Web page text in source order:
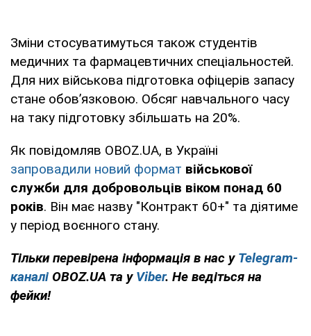
Зміни стосуватимуться також студентів
медичних та фармацевтичних спеціальностей.
Для них військова підготовка офіцерів запасу
стане обов’язковою. Обсяг навчального часу
на таку підготовку збільшать на 20%.
Як повідомляв OBOZ.UA, в Україні
запровадили новий формат військової
служби для добровольців віком понад 60
років. Він має назву "Контракт 60+" та діятиме
у період воєнного стану.
Тільки перевірена інформація в нас у Telegram-
каналі OBOZ.UA та у Viber. Не ведіться на
фейки!